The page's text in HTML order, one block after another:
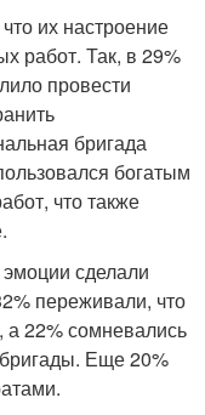
их настроение
работ. Так, в 29%
провести
бригада
богатым
что также
сделали
переживали, что
22% сомневались
Еще 20%